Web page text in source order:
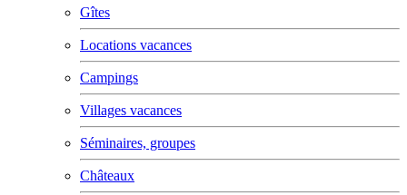
Gîtes
Locations vacances
Campings
Villages vacances
Séminaires, groupes
Châteaux